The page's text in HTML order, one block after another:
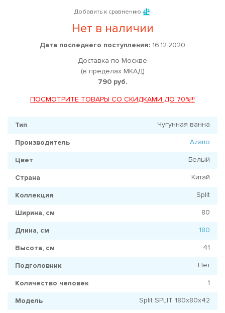
Добавить к сравнению
Нет в наличии
Дата последнего поступления: 16.12.2020
Доставка по Москве
(в пределах МКАД)
790 руб.
ПОСМОТРИТЕ ТОВАРЫ СО СКИДКАМИ ДО 70%!!!
Тип Чугунная ванна
Производитель Azario
Цвет Белый
Страна Китай
Коллекция Split
Ширина, см 80
Длина, см 180
Высота, см 41
Подголовник Нет
Количество человек 1
Модель Split SPLIT 180x80х42